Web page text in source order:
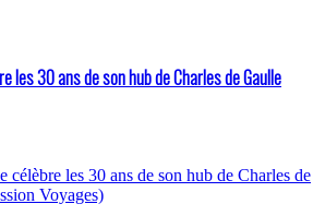
les 30 ans de son hub de Charles de Gaulle